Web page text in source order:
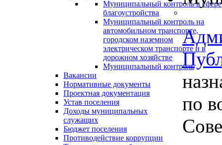
Муниципальный контроль в сфере
благоустройства
Муниципальный контроль на
автомобильном транспорте,
городском наземном
электрическом транспорте и в
дорожном хозяйстве
Муниципальный контроль
Вакансии
Нормативные документы
Проектная документация
Устав поселения
Доходы муниципальных
служащих
Бюджет поселения
Противодействие коррупции
по